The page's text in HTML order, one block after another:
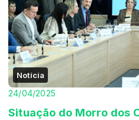
Notícia
24/04/2025
Situação do Morro dos